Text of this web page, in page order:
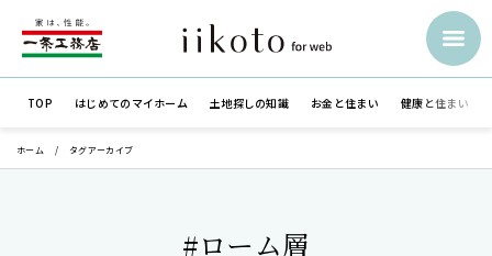
TOP はじめての マイホーム 土地探しの知識 お金と住まい 健康と住まい
ホーム タグアーカイブ
#ローム層